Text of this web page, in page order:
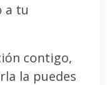
a tu
contigo,
la puedes